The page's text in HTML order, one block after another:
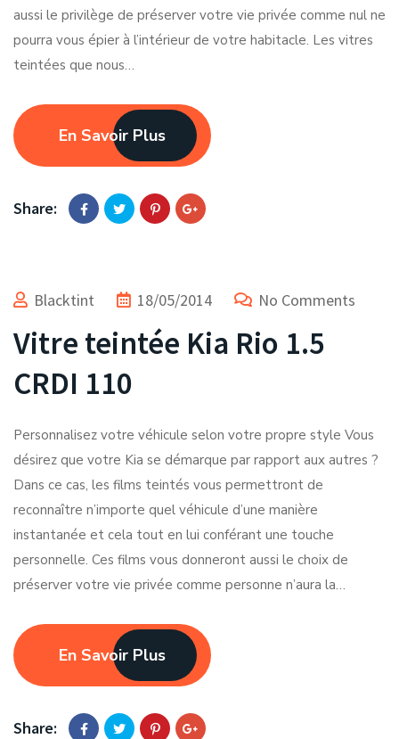
aussi le privilège de préserver votre vie privée comme nul ne
pourra vous épier à l’intérieur de votre habitacle. Les vitres
teintées que nous…
En Savoir Plus
Share:
Blacktint 18/05/2014 No Comments
Vitre teintée Kia Rio 1.5
CRDI 110
Personnalisez votre véhicule selon votre propre style Vous
désirez que votre Kia se démarque par rapport aux autres ?
Dans ce cas, les films teintés vous permettront de
reconnaître n’importe quel véhicule d’une manière
instantanée et cela tout en lui conférant une touche
personnelle. Ces films vous donneront aussi le choix de
préserver votre vie privée comme personne n’aura la…
En Savoir Plus
Share: